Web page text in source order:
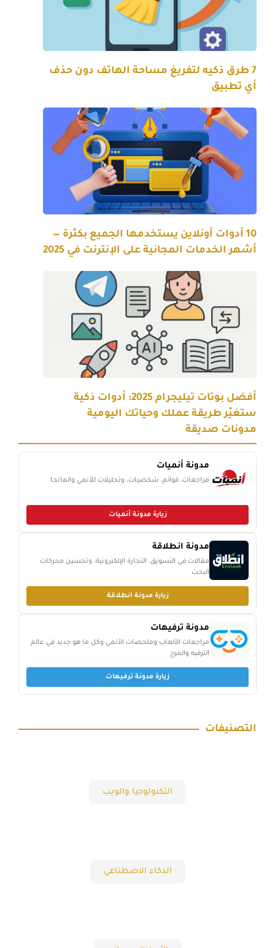
7 طرق ذكيه لتفريغ مساحة الهاتف دون حذف
أي تطبيق
10 أدوات أونلاين يستخدمها الجميع بكثرة —
أشهر الخدمات المجانية على الإنترنت في 2025
أفضل بوتات تيليجرام 2025: أدوات ذكية
ستغيّر طريقة عملك وحياتك اليومية
مدونات صديقة
مدونة أنميات
مراجعات، قوائم، شخصيات، وتحليلات للأنمي والمانجا
زيارة مدونة أنميات
مدونة انطلاقة
مقالات في التسويق، التجارة الإلكترونية، وتحسين محركات
البحث
زيارة مدونة انطلاقة
مدونة ترفيهات
مراجعات الألعاب وملخصات الأنمي وكل ما هو جديد في عالم
الترفيه والمرح
زيارة مدونة ترفيهات
التصنيفات
التكنولوجيا والويب
الذكاء الاصطناعي